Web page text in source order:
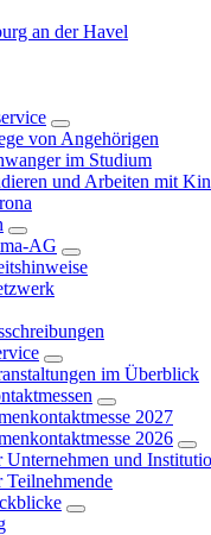
an der Havel
von Angehörigen
im Studium
und Arbeiten mit
AG
im Überblick
2027
2026
Unternehmen und
Teilnehmende